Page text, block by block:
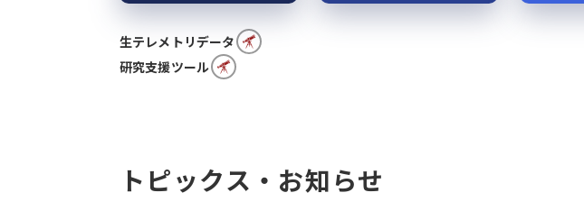
生テレメトリデータ
研究支援ツール
トピックス・お知らせ